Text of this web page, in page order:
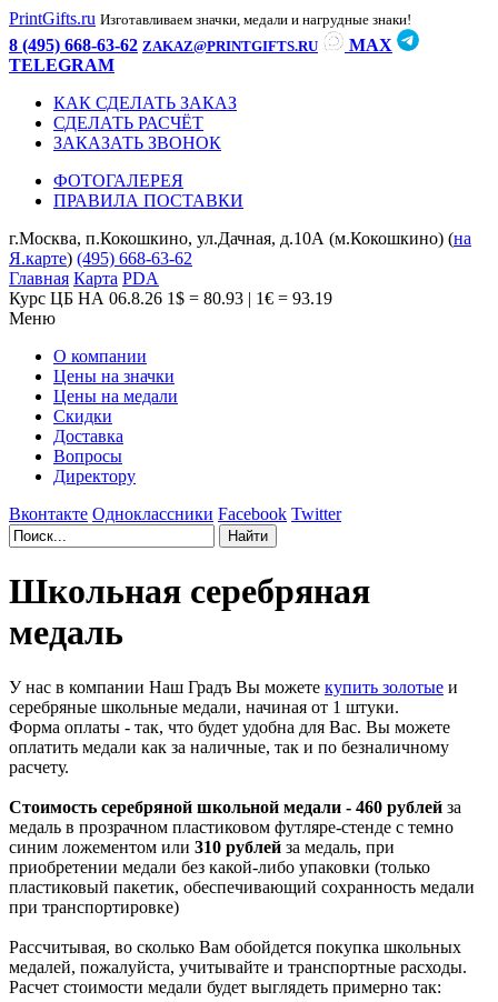
PrintGifts.ru Изготавливаем значки, медали и нагрудные знаки!
8 (495) 668-63-62 ZAKAZ@PRINTGIFTS.RU
MAX
TELEGRAM
КАК СДЕЛАТЬ ЗАКАЗ
СДЕЛАТЬ РАСЧЁТ
ЗАКАЗАТЬ ЗВОНОК
ФОТОГАЛЕРЕЯ
ПРАВИЛА ПОСТАВКИ
г.Москва, п.Кокошкино, ул.Дачная, д.10А (м.Кокошкино) (на
Я.карте) (495) 668-63-62
Главная Карта PDA
Курс ЦБ НА 06.8.26 1$ = 80.93 | 1€ = 93.19
Меню
О компании
Цены на значки
Цены на медали
Скидки
Доставка
Вопросы
Директору
Вконтакте Одноклассники Facebook Twitter
Школьная серебряная
медаль
У нас в компании Наш Градъ Вы можете купить золотые и
серебряные школьные медали, начиная от 1 штуки.
Форма оплаты - так, что будет удобна для Вас. Вы можете
оплатить медали как за наличные, так и по безналичному
расчету.
Стоимость серебряной школьной медали - 460 рублей за
медаль в прозрачном пластиковом футляре-стенде с темно
синим ложементом или 310 рублей за медаль, при
приобретении медали без какой-либо упаковки (только
пластиковый пакетик, обеспечивающий сохранность медали
при транспортировке)
Рассчитывая, во сколько Вам обойдется покупка школьных
медалей, пожалуйста, учитывайте и транспортные расходы.
Расчет стоимости медали будет выглядеть примерно так: